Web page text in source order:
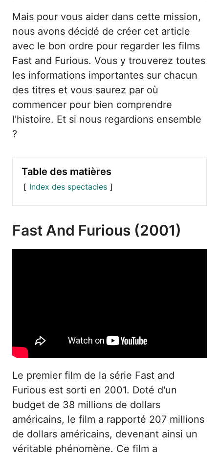
Mais pour vous aider dans cette mission,
nous avons décidé de créer cet article
avec le bon ordre pour regarder les films
Fast and Furious. Vous y trouverez toutes
les informations importantes sur chacun
des titres et vous saurez par où
commencer pour bien comprendre
l'histoire. Et si nous regardions ensemble
?
Table des matières
Index des spectacles
Fast And Furious (2001)
Le premier film de la série Fast and
Furious est sorti en 2001. Doté d'un
budget de 38 millions de dollars
américains, le film a rapporté 207 millions
de dollars américains, devenant ainsi un
véritable phénomène. Ce film a